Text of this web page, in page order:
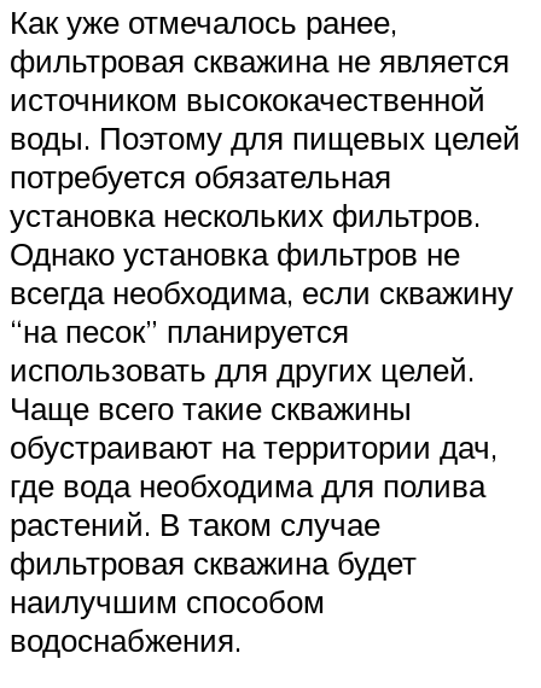
Как уже отмечалось ранее,
фильтровая скважина не является
источником высококачественной
воды. Поэтому для пищевых целей
потребуется обязательная
установка нескольких фильтров.
Однако установка фильтров не
всегда необходима, если скважину
“на песок” планируется
использовать для других целей.
Чаще всего такие скважины
обустраивают на территории дач,
где вода необходима для полива
растений. В таком случае
фильтровая скважина будет
наилучшим способом
водоснабжения.